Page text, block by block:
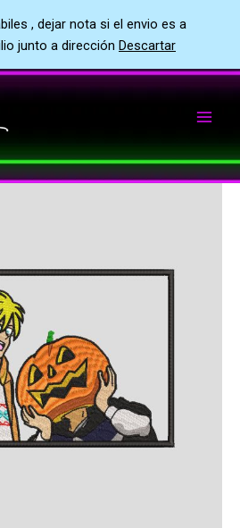
, dejar nota si el envio es a
junto a dirección Descartar